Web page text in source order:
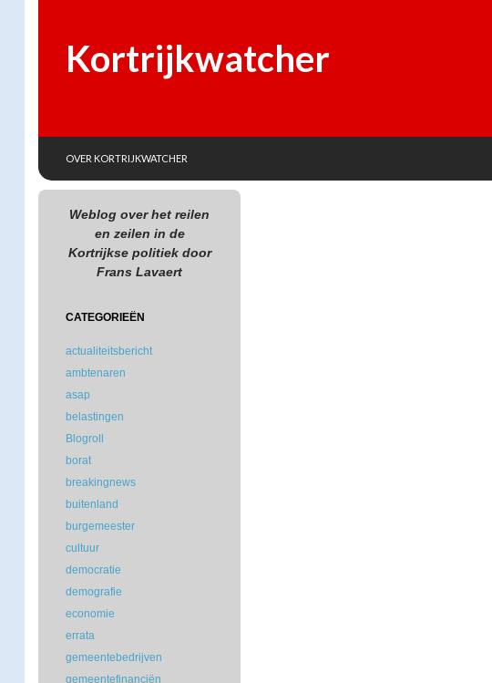
Kortrijkwatcher
OVER KORTRIJKWATCHER
Weblog over het reilen
en zeilen in de
Kortrijkse politiek door
Frans Lavaert
CATEGORIEËN
actualiteitsbericht
ambtenaren
asap
belastingen
Blogroll
borat
breakingnews
buitenland
burgemeester
cultuur
democratie
demografie
economie
errata
gemeentebedrijven
gemeentefinanciën